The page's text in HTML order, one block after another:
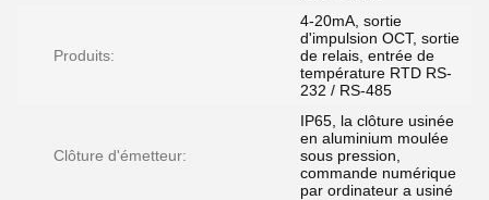
Produits:
4-20mA, sortie
d'impulsion OCT, sortie
de relais, entrée de
température RTD RS-
232 / RS-485
Clôture d'émetteur:
IP65, la clôture usinée
en aluminium moulée
sous pression,
commande numérique
par ordinateur a usiné